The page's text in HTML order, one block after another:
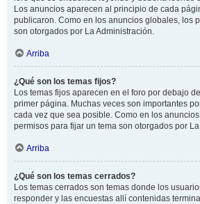
Los anuncios aparecen al principio de cada
publicaron. Como en los anuncios globales, los
son otorgados por La Administración.
Arriba
¿Qué son los temas fijos?
Los temas fijos aparecen en el foro por debajo
primer página. Muchas veces son importantes
cada vez que sea posible. Como en los
permisos para fijar un tema son otorgados por
Arriba
¿Qué son los temas cerrados?
Los temas cerrados son temas donde los
responder y las encuestas allí contenidas